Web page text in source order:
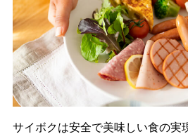
サイボクは安全で美味しい食の実